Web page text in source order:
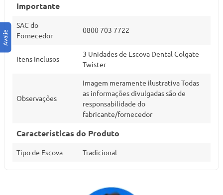
Importante
SAC do
Fornecedor
0800 703 7722
Itens Inclusos
3 Unidades de Escova Dental Colgate
Twister
Observações
Imagem meramente ilustrativa Todas
as informações divulgadas são de
responsabilidade do
fabricante/fornecedor
Características do Produto
Tipo de Escova Tradicional